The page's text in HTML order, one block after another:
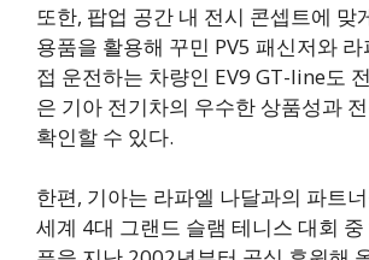
또한, 팝업 공간 내 전시 콘셉트에 맞
용품을 활용해 꾸민 PV5 패신저와
접 운전하는 차량인 EV9 GT-line도
은 기아 전기차의 우수한 상품성과
확인할 수 있다.
한편, 기아는 라파엘 나달과의 파트
세계 4대 그랜드 슬램 테니스 대회